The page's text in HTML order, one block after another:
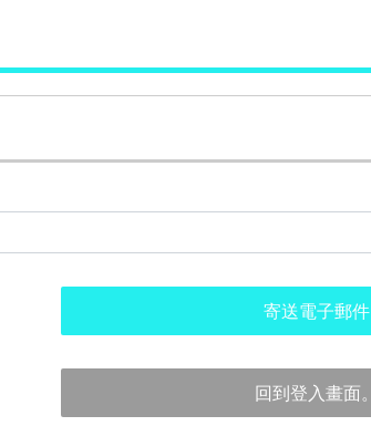
寄送電子郵件
回到登入畫面。